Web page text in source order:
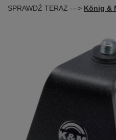
SPRAWDŹ TERAZ ---> König &